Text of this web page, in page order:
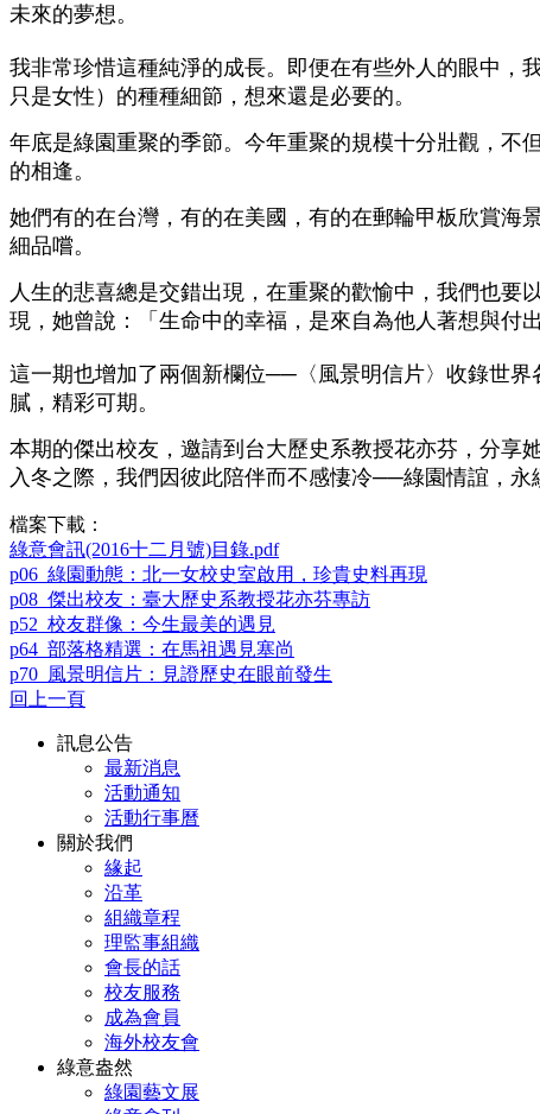
未來的夢想。
我非常珍惜這種純淨的成長。即便在有些外人的眼中，
只是女性）的種種細節，想來還是必要的。
年底是綠園重聚的季節。今年重聚的規模十分壯觀，不
的相逢。
她們有的在台灣，有的在美國，有的在郵輪甲板欣賞
細品嚐。
人生的悲喜總是交錯出現，在重聚的歡愉中，我們也
現，她曾說：「生命中的幸福，是來自為他人著想與付
這一期也增加了兩個新欄位──〈風景明信片〉收錄世
膩，精彩可期。
本期的傑出校友，邀請到台大歷史系教授花亦芬，分享
入冬之際，我們因彼此陪伴而不感悽冷──綠園情誼，永
檔案下載：
綠意會訊(2016十二月號)目錄.pdf
p06_綠園動態：北一女校史室啟用，珍貴史料再現
p08_傑出校友：臺大歷史系教授花亦芬專訪
p52_校友群像：今生最美的遇見
p64_部落格精選：在馬祖遇見塞尚
p70_風景明信片：見證歷史在眼前發生
回上一頁
訊息公告
最新消息
活動通知
活動行事曆
關於我們
緣起
沿革
組織章程
理監事組織
會長的話
校友服務
成為會員
海外校友會
綠意盎然
綠園藝文展